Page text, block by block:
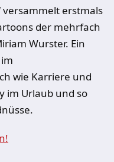
versammelt erstmals
der mehrfach
Wurster. Ein
wie Karriere und
im Urlaub und so